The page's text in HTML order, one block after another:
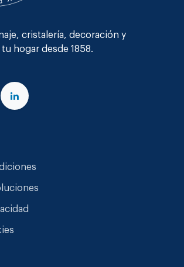
cristalería, decoración y
hogar desde 1858.